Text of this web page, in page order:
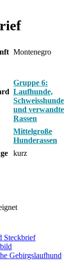
Montenegro
Gruppe 6:
Laufhunde,
Schweisshunde
und verwandte
Rassen
Mittelgroße
Hunderassen
kurz
Steckbrief
Gebirgslaufhund